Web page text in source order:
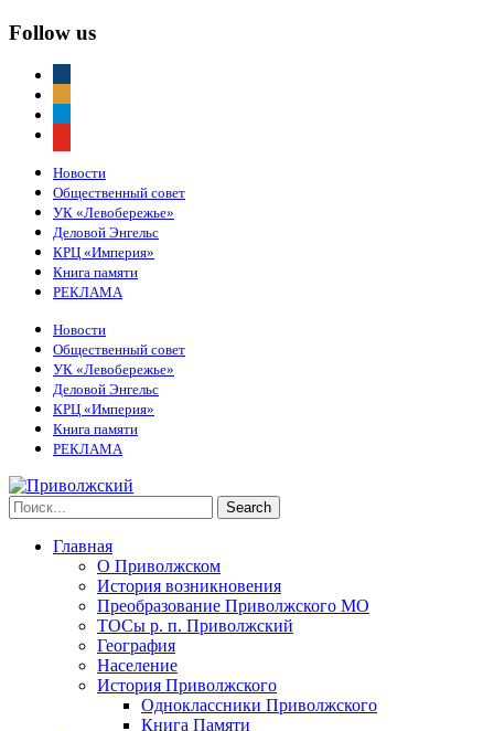
Follow us
Новости
Общественный совет
УК «Левобережье»
Деловой Энгельс
КРЦ «Империя»
Книга памяти
РЕКЛАМА
Новости
Общественный совет
УК «Левобережье»
Деловой Энгельс
КРЦ «Империя»
Книга памяти
РЕКЛАМА
Главная
О Приволжском
История возникновения
Преобразование Приволжского МО
ТОСы р. п. Приволжский
География
Население
История Приволжского
Одноклассники Приволжского
Книга Памяти